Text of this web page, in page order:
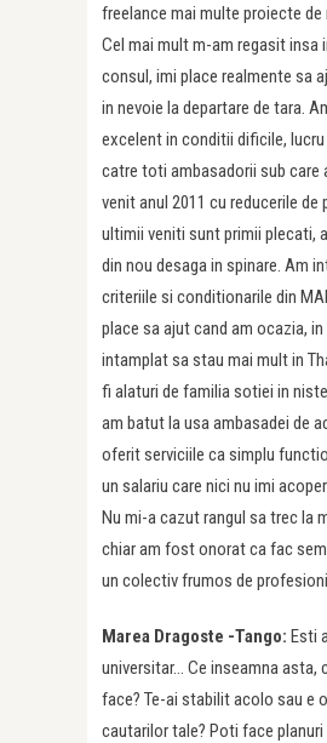
freelance mai multe proiecte de
Cel mai mult m-am regasit insa
consul, imi place realmente sa
in nevoie la departare de tara.
excelent in conditii dificile,
catre toti ambasadorii sub care
venit anul 2011 cu reducerile de
ultimii veniti sunt primii plecati,
din nou desaga in spinare. Am
criteriile si conditionarile din
place sa ajut cand am ocazia,
intamplat sa stau mai mult in
fi alaturi de familia sotiei in
am batut la usa ambasadei de
oferit serviciile ca simplu
un salariu care nici nu imi
Nu mi-a cazut rangul sa trec la
chiar am fost onorat ca fac
un colectiv frumos de
Marea Dragoste -Tango: Esti
universitar… Ce inseamna asta,
face? Te-ai stabilit acolo sau e
cautarilor tale? Poti face planuri